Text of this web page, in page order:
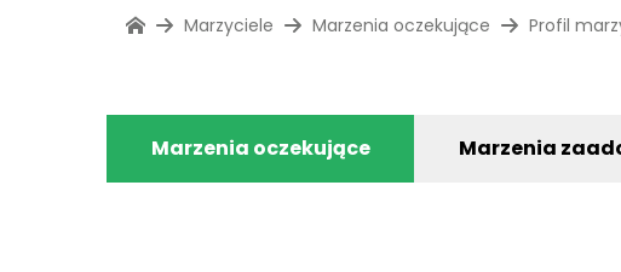
Marzyciele Marzenia oczekujące Profil
Marzenia oczekujące Marzenia